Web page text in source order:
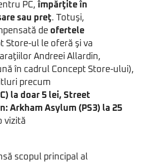
PC, împărţite în
sau preţ. Totuşi,
de ofertele
Store-ul le oferă şi va
Andreei Allardin,
în cadrul Concept Store-ului),
precum
la doar 5 lei, Street
Arkham Asylum (PS3) la 25
vizită
scopul principal al